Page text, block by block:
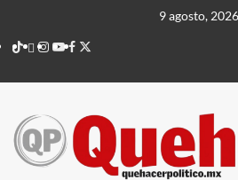
contenido
9 agosto, 2026
TikTok
threads
Instagram
Youtube
Facebook
X